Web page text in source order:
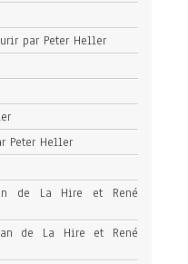
par Peter Heller
Peter Heller
de La Hire et René
de La Hire et René